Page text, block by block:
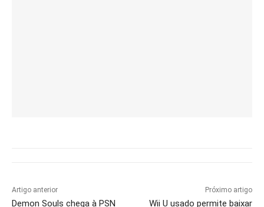
Artigo anterior
Demon Souls chega à PSN
Próximo artigo
Wii U usado permite baixar